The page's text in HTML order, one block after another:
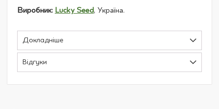
Виробник: Lucky Seed, Україна.
Докладніше
Відгуки